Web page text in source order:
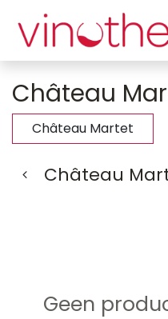
Overslaan naar inhoud
Château
Château Martet
Château
Geen